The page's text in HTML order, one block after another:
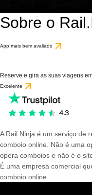
Sobre o
App mais bem avaliado
Reserve e gira as suas viagens
Excelente
A Rail Ninja é um serviço de
comboio online. Não é uma
opera comboios e não é o
É uma empresa comercial
comboio online.